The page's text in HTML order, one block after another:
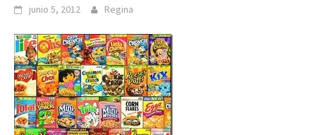
junio 5, 2012 Regina